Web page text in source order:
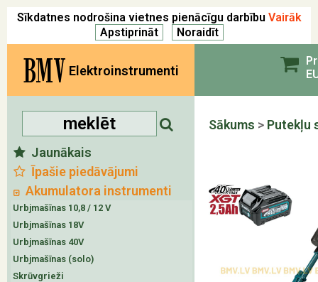
Sīkdatnes nodrošina vietnes pienācīgu darbību Vairāk
BMV Elektroinstrumenti
Jaunākais
Īpašie piedāvājumi
Akumulatora instrumenti
Urbjmašīnas 10,8 / 12 V
Urbjmašīnas 18V
Urbjmašīnas 40V
Urbjmašīnas (solo)
Skrūvgrieži
Sākums > Putekļu